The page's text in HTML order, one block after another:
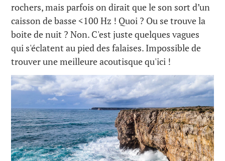
rochers, mais parfois on dirait que le son sort d’un
caisson de basse <100 Hz ! Quoi ? Ou se trouve la
boite de nuit ? Non. C'est juste quelques vagues
qui s'éclatent au pied des falaises. Impossible de
trouver une meilleure acoutisque qu'ici !